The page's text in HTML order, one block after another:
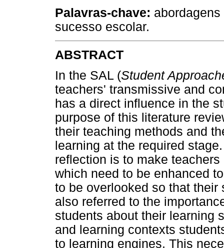
Palavras-chave:
sucesso escolar.
ABSTRACT
In the SAL (Student
teachers' transmissive and
has a direct influence in the
purpose of this literature
their teaching methods and
learning at the required
reflection is to make
which need to be enhanced
to be overlooked so that
also referred to the
students about their learning
and learning contexts
to learning engines. This